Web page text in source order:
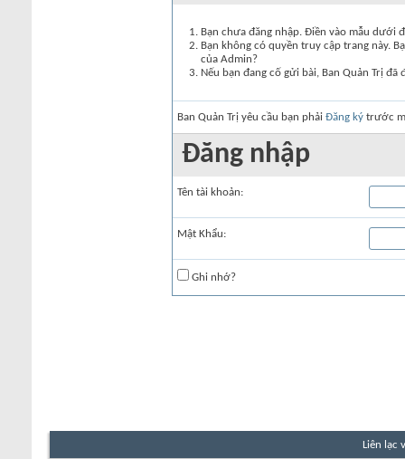
Bạn chưa đăng nhập. Điền vào mẫu dưới
Bạn không có quyền truy cập trang này.
của Admin?
Nếu bạn đang cố gửi bài, Ban Quản Trị
Ban Quản Trị yêu cầu bạn phải Đăng ký trước
Đăng nhập
Tên tài khoản:
Mật Khẩu:
Ghi nhớ?
Liên lạc